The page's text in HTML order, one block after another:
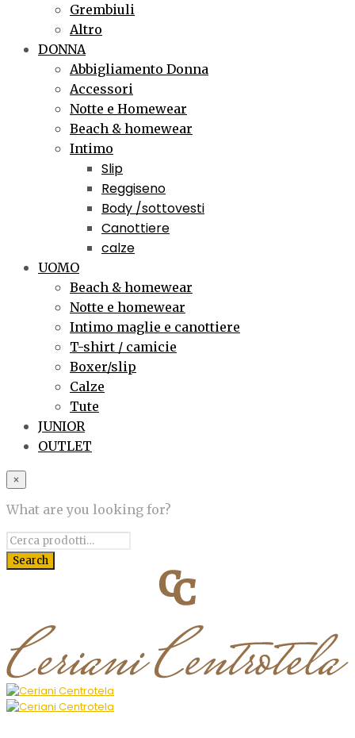
Grembiuli
Altro
DONNA
Abbigliamento Donna
Accessori
Notte e Homewear
Beach & homewear
Intimo
Slip
Reggiseno
Body /sottovesti
Canottiere
calze
UOMO
Beach & homewear
Notte e homewear
Intimo maglie e canottiere
T-shirt / camicie
Boxer/slip
Calze
Tute
JUNIOR
OUTLET
×
What are you looking for?